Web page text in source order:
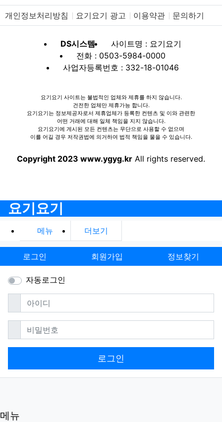
개인정보처리방침 요기요기 광고 이용약관 문의하기
DS시스템
사이트명 : 요기요기
전화 : 0503-5984-0000
사업자등록번호 : 332-18-01046
요기요기 사이트는 불법적인 업체와 제휴를 하지 않습니다.
건전한 업체만 제휴가능 합니다.
요기요기는 정보제공자로서 제휴업체가 등록한 컨텐츠 및 이와 관련한
어떤 거래에 대해 일체 책임을 지지 않습니다.
요기요기에 게시된 모든 컨텐츠는 무단으로 사용할 수 없으며
이를 어길 경우 저작권법에 의거하여 법적 책임을 물을 수 있습니다.
Copyright 2023 www.ygyg.kr All rights reserved.
요기요기
메뉴 더보기
로그인 회원가입 정보찾기
자동로그인
아이디필수
비밀번호필수
로그인
메뉴